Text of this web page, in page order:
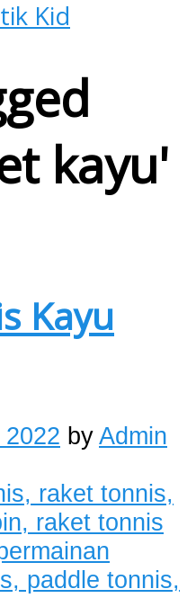
Kid
kayu'
Kayu
2022 byAdmin